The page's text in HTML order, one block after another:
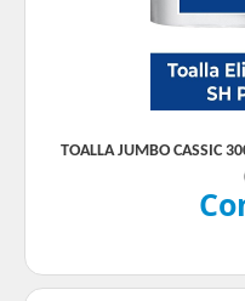
TOALLA JUMBO CASSIC